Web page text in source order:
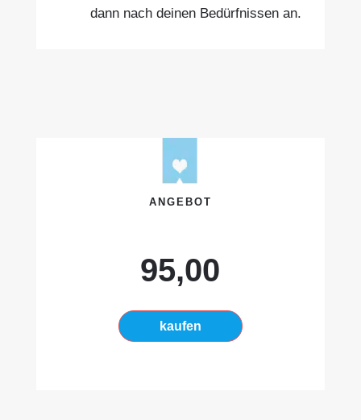
dann nach deinen Bedürfnissen an.
ANGEBOT
95,00
kaufen